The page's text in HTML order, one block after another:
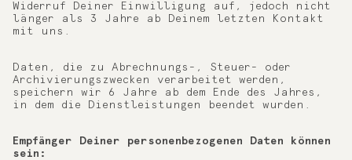
Widerruf Deiner Einwilligung auf, jedoch nicht
länger als 3 Jahre ab Deinem letzten Kontakt
mit uns.
Daten, die zu Abrechnungs-, Steuer- oder
Archivierungszwecken verarbeitet werden,
speichern wir 6 Jahre ab dem Ende des Jahres,
in dem die Dienstleistungen beendet wurden.
Empfänger Deiner personenbezogenen Daten können
sein: